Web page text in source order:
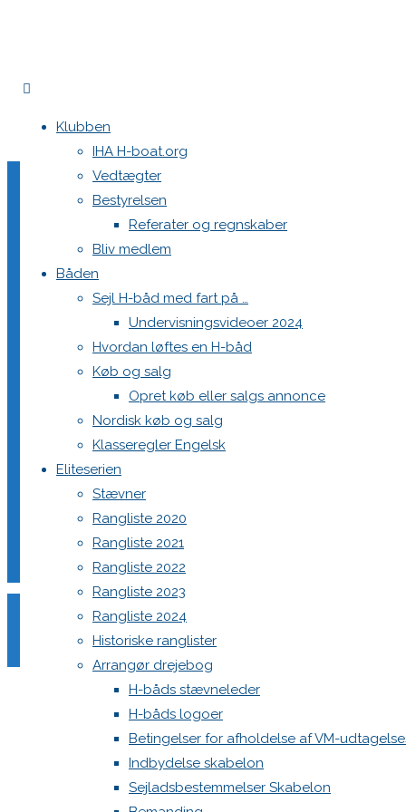
Klubben
IHA H-boat.org
Vedtægter
Bestyrelsen
Referater og regnskaber
Bliv medlem
Båden
Sejl H-båd med fart på …
Undervisningsvideoer 2024
Hvordan løftes en H-båd
Køb og salg
Opret køb eller salgs annonce
Nordisk køb og salg
Klasseregler Engelsk
Eliteserien
Stævner
Rangliste 2020
Rangliste 2021
Rangliste 2022
Rangliste 2023
Rangliste 2024
Historiske ranglister
Arrangør drejebog
H-båds stævneleder
H-båds logoer
Betingelser for afholdelse af VM-
Indbydelse skabelon
Sejladsbestemmelser Skabelon
Bompressenning søges
DM 2026 bliver flyttet!
21. marts 202621. marts 2026 Nyheder
Køge Sejlklub havde oprindeligt påtaget sig værtskabet
interne udfordringer – må melde fra. Det er en svær
Bestyrelsen i DHBS arbejder intensivt på at finde en
værtsklub, så vi fortsat kan gennemføre DM 2026.
Har du eller dit netværk konkrete muligheder for at hjælpe,
sekretærJakob Bendixen
Sammen finder vi en løsning – mange hjerner kan løfte
3 Comments
Skive Sejlklub er altid klar, hvilken dato tales derom
Niels Sohn
21. marts 2026 at 17:585 måneder ago
Hej Niels.
Tak for din besked.